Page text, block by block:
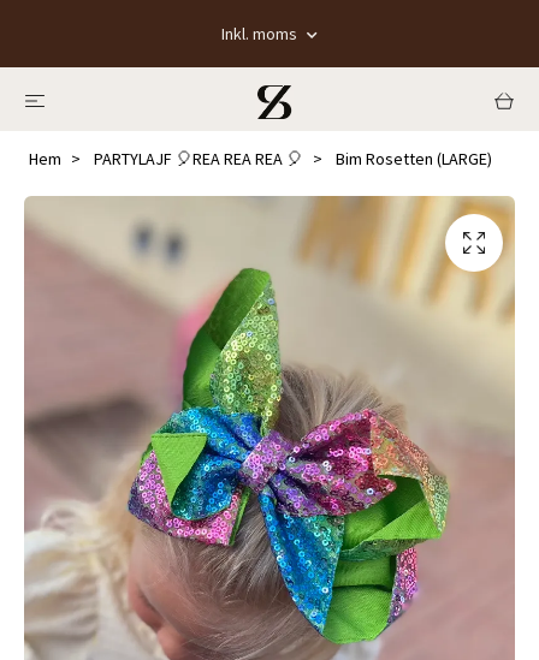
Inkl. moms
Hem PARTYLAJF 🎈REA REA REA 🎈 Bim Rosetten (LARGE)